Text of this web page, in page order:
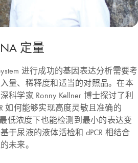
定量
进行成功的基因表达分析需要考
量、稀释度和适当的对照品。在本
科学家 Ronny Kellner 博士探讨了利
如何能够实现高度灵敏且准确的
低浓度下也能检测到最小的表达变
于尿液的液体活检和 dPCR 相结合
未来。